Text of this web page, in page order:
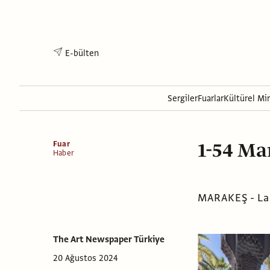
E-bülten
SergilerFuarlarKültürel
Fuar
Haber
1-54
MARAKEŞ -
The Art Newspaper Türkiye
20 Ağustos 2024